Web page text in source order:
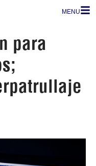
MENU
para